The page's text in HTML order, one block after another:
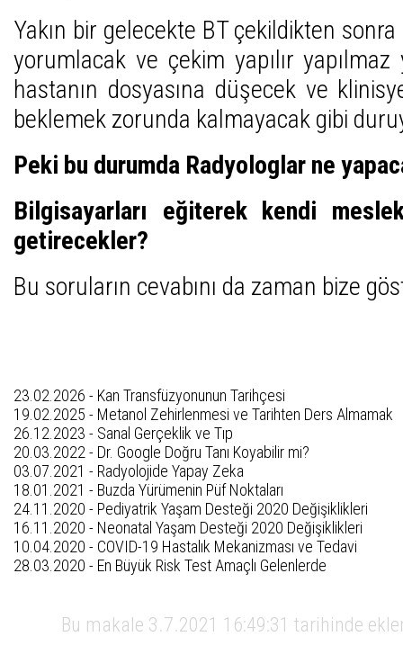
Yakın bir gelecekte BT çekildikten
yorumlacak ve çekim yapılır
hastanın dosyasına düşecek ve
beklemek zorunda kalmayacak gibi
Peki bu durumda Radyologlar ne
Bilgisayarları eğiterek kendi
getirecekler?
Bu soruların cevabını da zaman bize
23.02.2026 - Kan Transfüzyonunun Tarihçesi
19.02.2025 - Metanol Zehirlenmesi ve Tarihten Ders Almamak
26.12.2023 - Sanal Gerçeklik ve Tıp
20.03.2022 - Dr. Google Doğru Tanı Koyabilir mi?
03.07.2021 - Radyolojide Yapay Zeka
18.01.2021 - Buzda Yürümenin Püf Noktaları
24.11.2020 - Pediyatrik Yaşam Desteği 2020 Değişiklikleri
16.11.2020 - Neonatal Yaşam Desteği 2020 Değişiklikleri
10.04.2020 - COVID-19 Hastalık Mekanizması ve Tedavi
28.03.2020 - En Büyük Risk Test Amaçlı Gelenlerde
Bu makale 3.7.2021 16:49:31 tarihinde